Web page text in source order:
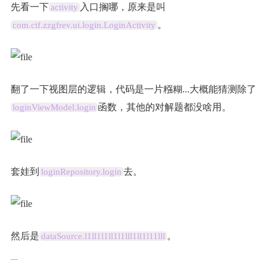
先看一下activity 入口搁哪，原来是叫
com.ctf.zzgfrev.ui.login.LoginActivity 。
翻了一下视图层的逻辑，代码是一片糨糊...大概能猜测除了
loginViewModel.login 函数，其他的对解题都没啥用。
套娃到 loginRepository.login 去。
然后是 dataSource.l1ll1l1ll1l1lll1ll1l11lll 。